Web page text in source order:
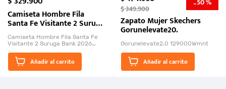
Camiseta Hombre Fila
Santa Fe Visitante 2 Suruga
Bank 2026
Camiseta Hombre Fila Santa Fe
Visitante 2 Suruga Bank 2026
El Rugido del Sol Naciente:
“Primeros para la Et...
Añadir al carrito
$349.900 -
Zapato Mujer Skechers
Gorunelevate20.
Gorunelevate2.0 129000Wmnt
Añadir al carrito